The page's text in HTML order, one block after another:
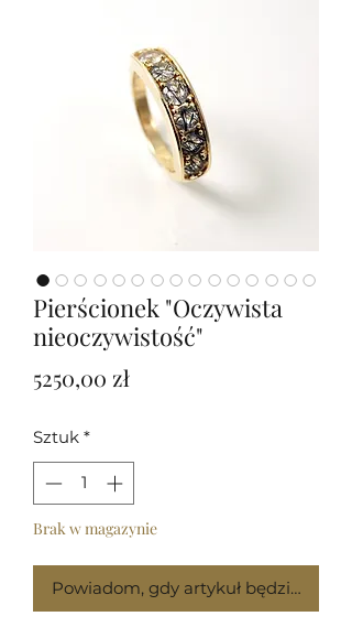
Pierścionek "Oczywista
nieoczywistość"
5250,00 złCena
Sztuk *
Brak w magazynie
Powiadom, gdy artykuł będzie